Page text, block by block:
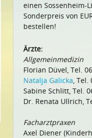
einen Sossenheim-
Sonderpreis von
bestellen!
Ärzte:
Allgemeinmedizin
Florian Düvel, Tel.
Natalja Galicka, Tel.
Sabine Schlitt, Tel.
Dr. Renata Ullrich,
Facharztpraxen
Axel Diener